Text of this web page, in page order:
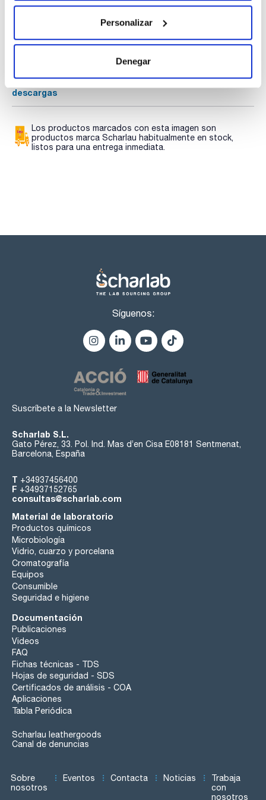
Personalizar
Denegar
Regístrate para
COA
Regístrate para
descargas
Los productos marcados con esta imagen son
productos marca Scharlau habitualmente en stock,
listos para una entrega inmediata.
Síguenos:
Suscríbete a la Newsletter
Scharlab S.L.
Gato Pérez, 33. Pol. Ind. Mas d’en Cisa E08181 Sentmenat,
Barcelona, España
T +34937456400
F +34937152765
consultas@scharlab.com
Material de laboratorio
Productos químicos
Microbiología
Vidrio, cuarzo y porcelana
Cromatografía
Equipos
Consumible
Seguridad e higiene
Documentación
Publicaciones
Videos
FAQ
Fichas técnicas - TDS
Hojas de seguridad - SDS
Certificados de análisis - COA
Aplicaciones
Tabla Periódica
Scharlau leathergoods
Canal de denuncias
Sobre
nosotros
Eventos Contacta Noticias
Trabaja
con
nosotros